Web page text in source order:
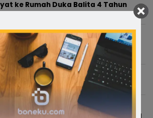
ke Rumah Duka Balita 4 Tahun
- 20:05 WITA
Anggota Polres Bone
Dan Sudah Ditahan
15:53 WITA
Kecamatan di Soppeng Dilantik
13:38 WITA
RI, Pemerintah Kabupaten Soppeng